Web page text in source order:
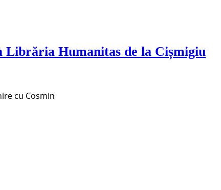
Librăria Humanitas de la Cișmigiu
cu Cosmin